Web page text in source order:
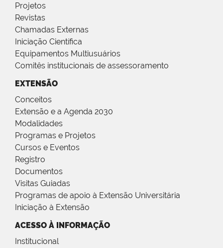
Projetos
Revistas
Chamadas Externas
Iniciação Científica
Equipamentos Multiusuários
Comitês institucionais de assessoramento
EXTENSÃO
Conceitos
Extensão e a Agenda 2030
Modalidades
Programas e Projetos
Cursos e Eventos
Registro
Documentos
Visitas Guiadas
Programas de apoio à Extensão Universitária
Iniciação à Extensão
ACESSO À INFORMAÇÃO
Institucional